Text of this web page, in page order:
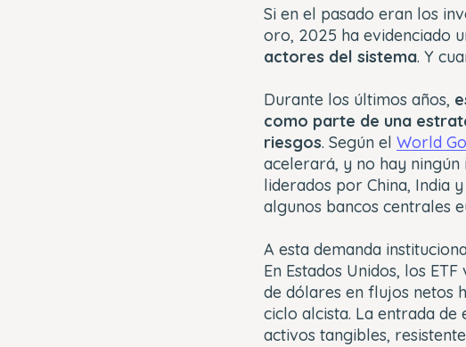
Si en el pasado eran los
oro, 2025 ha evidenciado
actores del sistema. Y
Durante los últimos años,
como parte de una
riesgos. Según el World
acelerará, y no hay
liderados por China, India
algunos bancos centrales
A esta demanda
En Estados Unidos, los
de dólares en flujos netos
ciclo alcista. La entrada
activos tangibles,